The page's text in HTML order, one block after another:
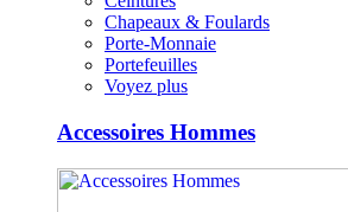
Chapeaux & Foulards
Porte-Monnaie
Portefeuilles
Voyez plus
Accessoires Hommes